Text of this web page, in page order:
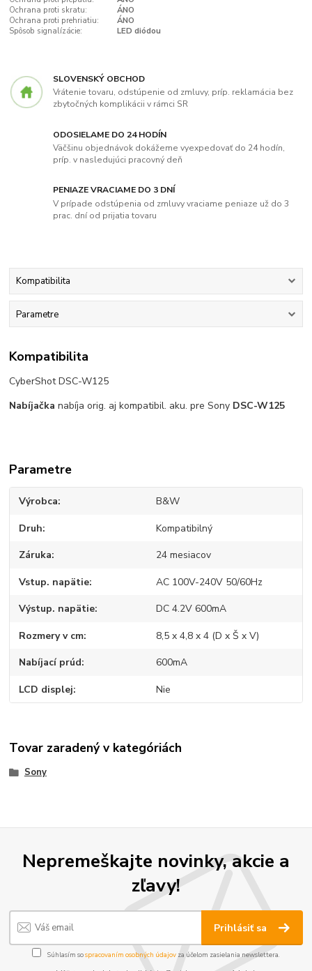
Ochrana proti skratu:
ÁNO
Ochrana proti prehriatiu:
ÁNO
Spôsob signalízácie:
LED diódou
SLOVENSKÝ OBCHOD
Vrátenie tovaru, odstúpenie od zmluvy, príp. reklamácia bez
zbytočných komplikácii v rámci SR
ODOSIELAME DO 24 HODÍN
Väčšinu objednávok dokážeme vyexpedovať do 24 hodín,
príp. v nasledujúci pracovný deň
PENIAZE VRACIAME DO 3 DNÍ
V prípade odstúpenia od zmluvy vraciame peniaze už do 3
prac. dní od prijatia tovaru
Kompatibilita
Parametre
Kompatibilita
CyberShot DSC-W125
Nabíjačka nabíja orig. aj kompatibil. aku. pre Sony DSC-W125
Parametre
Výrobca B&W
Druh Kompatibilný
Záruka 24 mesiacov
Vstup. napätie AC 100V-240V 50/60Hz
Výstup. napätie DC 4.2V 600mA
Rozmery v cm 8,5 x 4,8 x 4 (D x Š x V)
Nabíjací prúd 600mA
LCD displej Nie
Tovar zaradený v kategóriách
Sony
Nepremeškajte novinky, akcie a
zľavy!
Prihlásiť sa
Súhlasím sospracovaním osobných údajov za účelom zasielania newslettera.